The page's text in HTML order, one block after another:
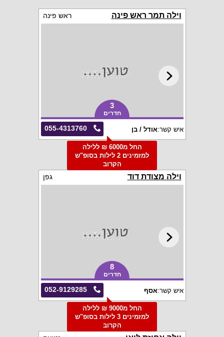
וילה תמר ראש פינה ראש פינה
3
חדרים
055-4313760 איש קשר:אודל / בן
החל מ6000 ₪ ללילה
למזמינים 2 לילות בסופ"ש
הקרוב
וילה מצודת דוד גפן
8
חדרים
052-9129285 איש קשר:אסף
החל מ9000 ₪ ללילה
למזמינים 3 לילות בסופ"ש
הקרוב